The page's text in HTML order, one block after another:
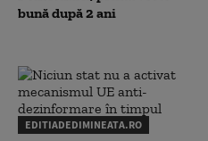
bună după 2 ani
EDITIADEDIMINEATA.RO